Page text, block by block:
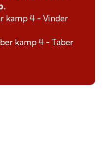
kamp 4 - Vinder
kamp 4 - Taber